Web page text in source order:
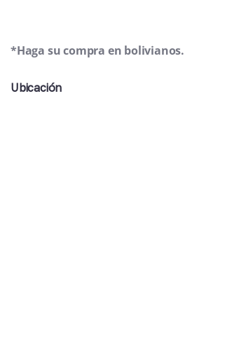
*Haga su compra en bolivianos.
Ubicación